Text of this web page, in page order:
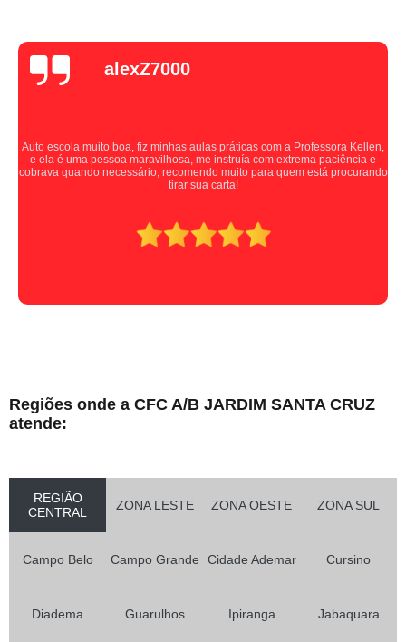
alexZ7000
Auto escola muito boa, fiz minhas aulas práticas com a Professora Kellen,
e ela é uma pessoa maravilhosa, me instruía com extrema paciência e
cobrava quando necessário, recomendo muito para quem está procurando
tirar sua carta!
Regiões onde a CFC A/B JARDIM SANTA CRUZ
atende:
REGIÃO
CENTRAL
ZONA LESTE ZONA OESTE ZONA SUL
Campo Belo Campo Grande Cidade Ademar Cursino
Diadema Guarulhos Ipiranga Jabaquara